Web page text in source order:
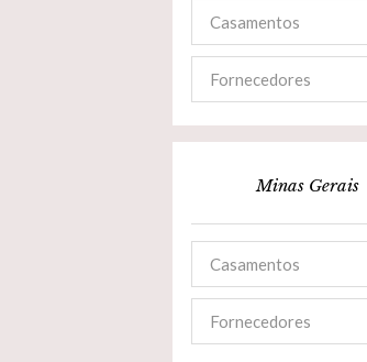
Casamentos
Fornecedores
Minas Gerais
Casamentos
Fornecedores